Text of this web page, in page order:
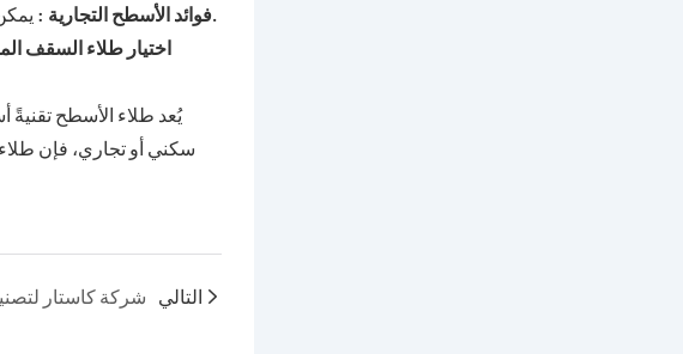
فوائد الأسطح التجارية
اختيار طلاء السقف
يُعد طلاء الأسطح تقنيةً
سكني أو تجاري، فإن طلاء
شركة كاستار التالي